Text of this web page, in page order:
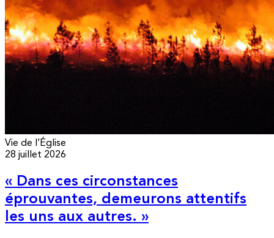
Vie de l’Église
28 juillet 2026
« Dans ces circonstances
éprouvantes, demeurons attentifs
les uns aux autres. »